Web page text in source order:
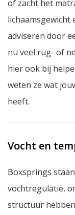
of zacht het
lichaamsgewicht
adviseren door
nu veel rug- of
hier ook bij
weten ze wat
heeft.
Vocht en
Boxsprings
vochtregulatie,
structuur